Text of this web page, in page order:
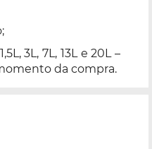
3L, 7L, 13L e 20L –
da compra.